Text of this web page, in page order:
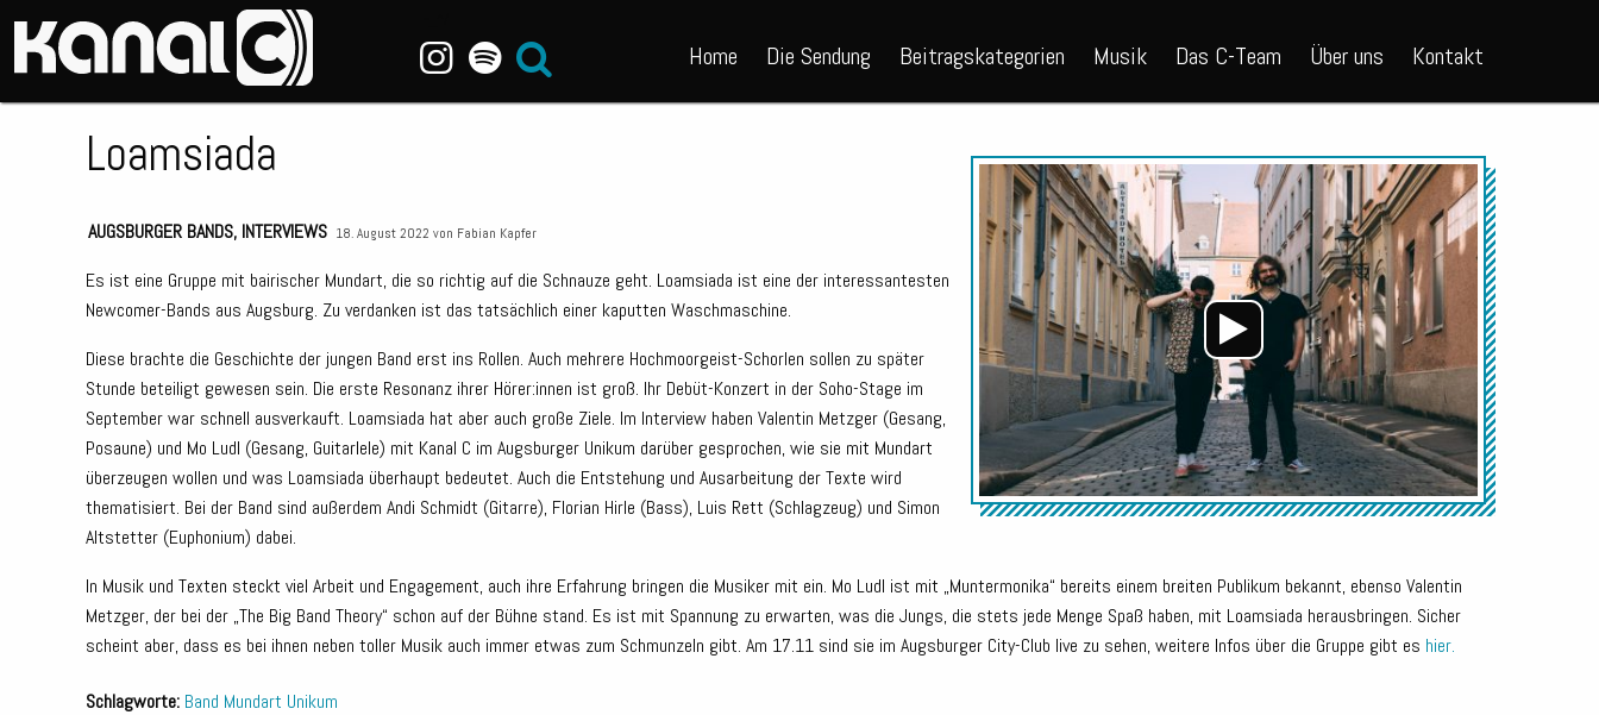
Home Die Sendung Beitragskategorien Musik Das C-Team Über uns Kontakt
Audio-
Player
Loamsiada
AUGSBURGER BANDS, INTERVIEWS 18. August 2022 von Fabian Kapfer
Es ist eine Gruppe mit bairischer Mundart, die so richtig auf die Schnauze geht. Loamsiada ist eine der interessantesten
Newcomer-Bands aus Augsburg. Zu verdanken ist das tatsächlich einer kaputten Waschmaschine.
Diese brachte die Geschichte der jungen Band erst ins Rollen. Auch mehrere Hochmoorgeist-Schorlen sollen zu später
Stunde beteiligt gewesen sein. Die erste Resonanz ihrer Hörer:innen ist groß. Ihr Debüt-Konzert in der Soho-Stage im
September war schnell ausverkauft. Loamsiada hat aber auch große Ziele. Im Interview haben Valentin Metzger (Gesang,
Posaune) und Mo Ludl (Gesang, Guitarlele) mit Kanal C im Augsburger Unikum darüber gesprochen, wie sie mit Mundart
überzeugen wollen und was Loamsiada überhaupt bedeutet. Auch die Entstehung und Ausarbeitung der Texte wird
thematisiert. Bei der Band sind außerdem Andi Schmidt (Gitarre), Florian Hirle (Bass), Luis Rett (Schlagzeug) und Simon
Altstetter (Euphonium) dabei.
In Musik und Texten steckt viel Arbeit und Engagement, auch ihre Erfahrung bringen die Musiker mit ein. Mo Ludl ist mit „Muntermonika“ bereits einem breiten Publikum bekannt, ebenso Valentin
Metzger, der bei der „The Big Band Theory“ schon auf der Bühne stand. Es ist mit Spannung zu erwarten, was die Jungs, die stets jede Menge Spaß haben, mit Loamsiada herausbringen. Sicher
scheint aber, dass es bei ihnen neben toller Musik auch immer etwas zum Schmunzeln gibt. Am 17.11 sind sie im Augsburger City-Club live zu sehen, weitere Infos über die Gruppe gibt es hier.
Schlagworte: Band Mundart Unikum